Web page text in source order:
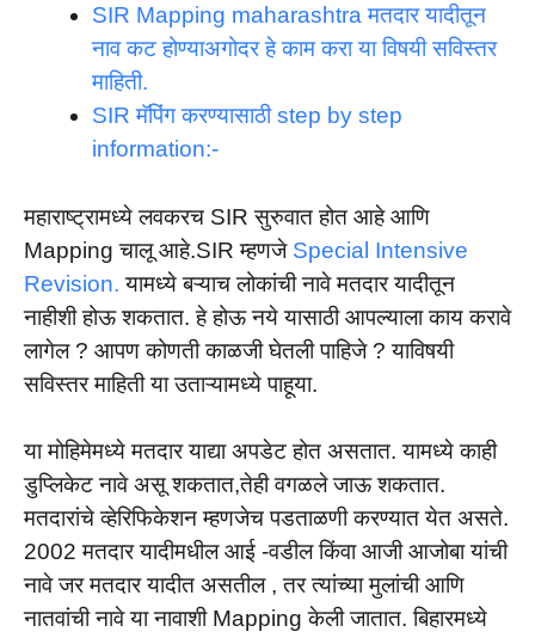
SIR Mapping maharashtra मतदार यादीतून
नाव कट होण्याअगोदर हे काम करा या विषयी सविस्तर
माहिती.
SIR मॅपिंग करण्यासाठी step by step
information:-
महाराष्ट्रामध्ये लवकरच SIR सुरुवात होत आहे आणि
Mapping चालू आहे.SIR म्हणजे Special Intensive
Revision. यामध्ये बऱ्याच लोकांची नावे मतदार यादीतून
नाहीशी होऊ शकतात. हे होऊ नये यासाठी आपल्याला काय करावे
लागेल ? आपण कोणती काळजी घेतली पाहिजे ? याविषयी
सविस्तर माहिती या उताऱ्यामध्ये पाहूया.
या मोहिमेमध्ये मतदार याद्या अपडेट होत असतात. यामध्ये काही
डुप्लिकेट नावे असू शकतात,तेही वगळले जाऊ शकतात.
मतदारांचे व्हेरिफिकेशन म्हणजेच पडताळणी करण्यात येत असते.
2002 मतदार यादीमधील आई -वडील किंवा आजी आजोबा यांची
नावे जर मतदार यादीत असतील , तर त्यांच्या मुलांची आणि
नातवांची नावे या नावाशी Mapping केली जातात. बिहारमध्ये